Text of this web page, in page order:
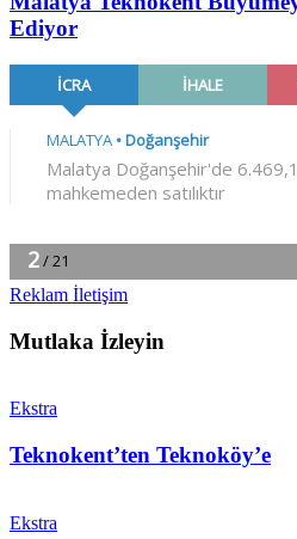
Ediyor
Reklam İletişim
Mutlaka İzleyin
Ekstra
Teknokent’ten Teknoköy’e
Ekstra